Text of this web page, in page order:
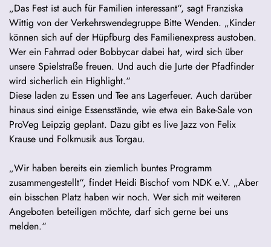
„Das Fest ist auch für Familien interessant“, sagt Franziska
Wittig von der Verkehrswendegruppe Bitte Wenden. „Kinder
können sich auf der Hüpfburg des Familienexpress austoben.
Wer ein Fahrrad oder Bobbycar dabei hat, wird sich über
unsere Spielstraße freuen. Und auch die Jurte der Pfadfinder
wird sicherlich ein Highlight.“
Diese laden zu Essen und Tee ans Lagerfeuer. Auch darüber
hinaus sind einige Essensstände, wie etwa ein Bake-Sale von
ProVeg Leipzig geplant. Dazu gibt es live Jazz von Felix
Krause und Folkmusik aus Torgau.
„Wir haben bereits ein ziemlich buntes Programm
zusammengestellt“, findet Heidi Bischof vom NDK e.V. „Aber
ein bisschen Platz haben wir noch. Wer sich mit weiteren
Angeboten beteiligen möchte, darf sich gerne bei uns
melden.“